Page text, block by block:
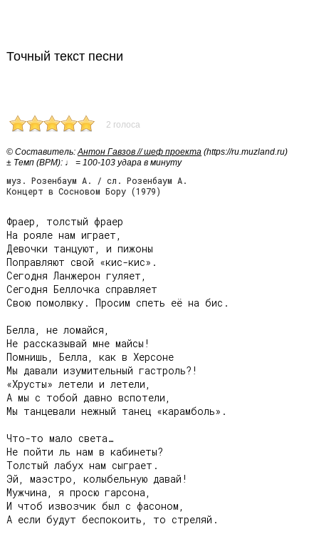
Точный текст песни
2 голоса
© Cоставитель:Антон Гавзов // шеф проекта (https://ru.muzland.ru)
± Темп (BPM): ♩ = 100-103 удара в минуту
муз. Розенбаум А. / сл. Розенбаум А.
Концерт в Сосновом Бору (1979)
Фраер, толстый фраер
На рояле нам играет,
Девочки танцуют, и пижоны
Поправляют свой «кис-кис».
Сегодня Ланжерон гуляет,
Сегодня Беллочка справляет
Свою помолвку. Просим спеть её на бис.
Белла, не ломайся,
Не рассказывай мне майсы!
Помнишь, Белла, как в Херсоне
Мы давали изумительный гастроль?!
«Хрусты» летели и летели,
А мы с тобой давно вспотели,
Мы танцевали нежный танец «карамболь».
Что-то мало света…
Не пойти ль нам в кабинеты?
Толстый лабух нам сыграет.
Эй, маэстро, колыбельную давай!
Мужчина, я просю гарсона,
И чтоб извозчик был с фасоном,
А если будут беспокоить, то стреляй.